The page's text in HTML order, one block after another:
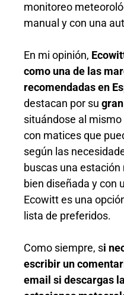
monitoreo
manual y con una
En mi opinión,
como una de las
recomendadas en
destacan por su
situándose al
con matices que
según las
buscas una
bien diseñada y con
Ecowitt es una
lista de preferidos.
Como siempre, si
escribir un
email si descargas